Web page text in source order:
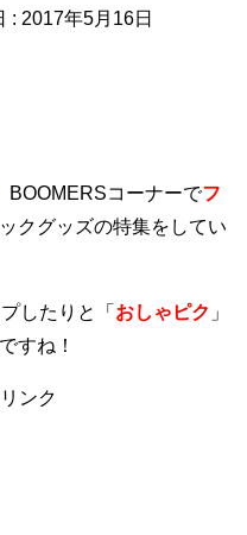
: 2017年5月16日
BOOMERSコーナーでフ
クグッズの特集をしてい
したりと「 おしゃピク 」
すね！
ンク